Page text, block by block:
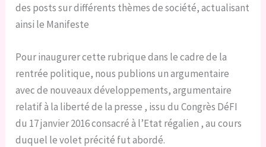
des posts sur différents thèmes de société, actualisant
ainsi le Manifeste
Pour inaugurer cette rubrique dans le cadre de la
rentrée politique, nous publions un argumentaire
avec de nouveaux développements, argumentaire
relatif à la liberté de la presse , issu du Congrès DéFI
du 17 janvier 2016 consacré à l’Etat régalien , au cours
duquel le volet précité fut abordé.